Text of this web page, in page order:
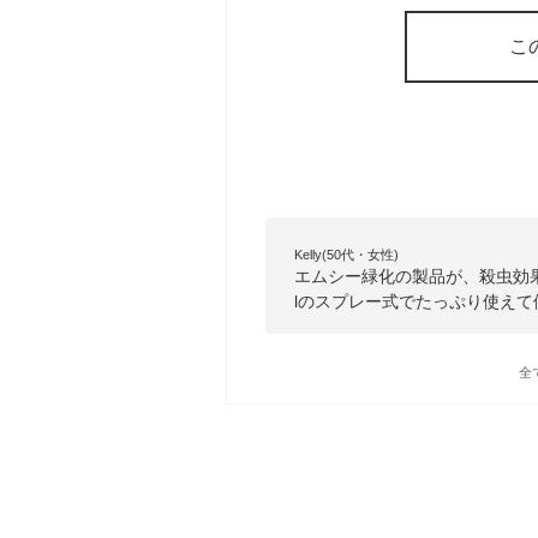
こ
Kelly(50代・女性)
エムシー緑化の製品が、殺虫
lのスプレー式でたっぷり使え
全